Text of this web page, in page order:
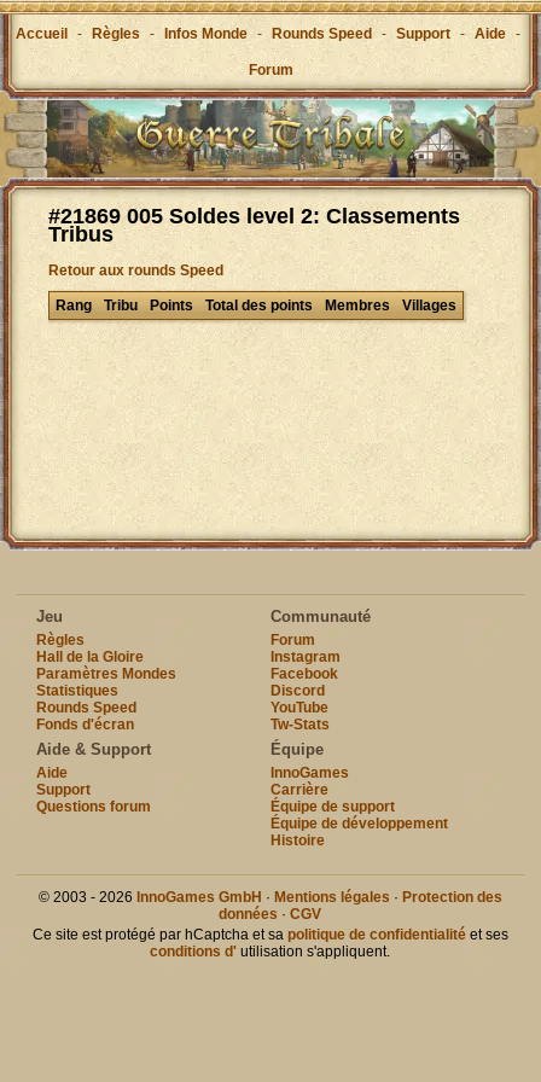
Accueil - Règles - Infos Monde - Rounds Speed - Support - Aide -
Forum
#21869 005 Soldes level 2: Classements
Tribus
Retour aux rounds Speed
Rang Tribu Points Total des points Membres Villages
Jeu
Règles
Hall de la Gloire
Paramètres Mondes
Statistiques
Rounds Speed
Fonds d'écran
Communauté
Forum
Instagram
Facebook
Discord
YouTube
Tw-Stats
Aide & Support
Aide
Support
Questions forum
Équipe
InnoGames
Carrière
Équipe de support
Équipe de développement
Histoire
© 2003 - 2026 InnoGames GmbH · Mentions légales · Protection des
données ·CGV
Ce site est protégé par hCaptcha et sa politique de confidentialitéet ses
conditions d' utilisation s'appliquent.